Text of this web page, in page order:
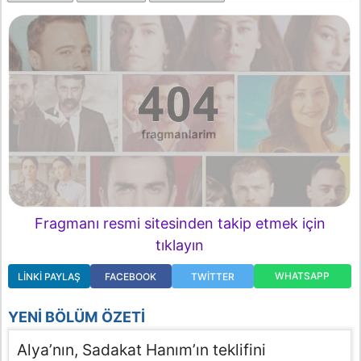
Fragmanı resmi sitesinden takip etmek için
tıklayın
LINKI PAYLAŞ FACEBOOK TWITTER WHATSAPP
YENI BÖLÜM ÖZETI
Alya’nın, Sadakat Hanım’ın teklifini